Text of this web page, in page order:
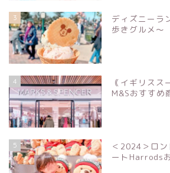
3
ディズニーラ
歩きグルメ〜
4
｟イギリスス
M&Sおすすめ
5
＜2024＞ロ
ートHarrods